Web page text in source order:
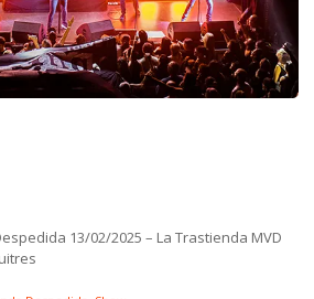
13/02/2025 – La Trastienda MVD